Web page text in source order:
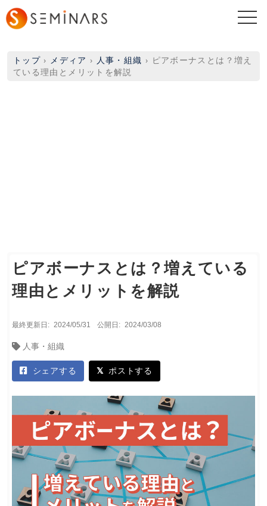
トップ › メディア › 人事・組織 › ピアボーナスとは？増え
ている理由とメリットを解説
ピアボーナスとは？増えている
理由とメリットを解説
最終更新日: 2024/05/31 公開日: 2024/03/08
人事・組織
シェアする ポストする